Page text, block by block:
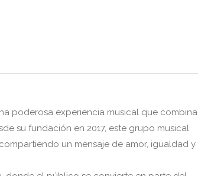
poderosa experiencia musical que combina
su fundación en 2017, este grupo musical
un mensaje de amor, igualdad y